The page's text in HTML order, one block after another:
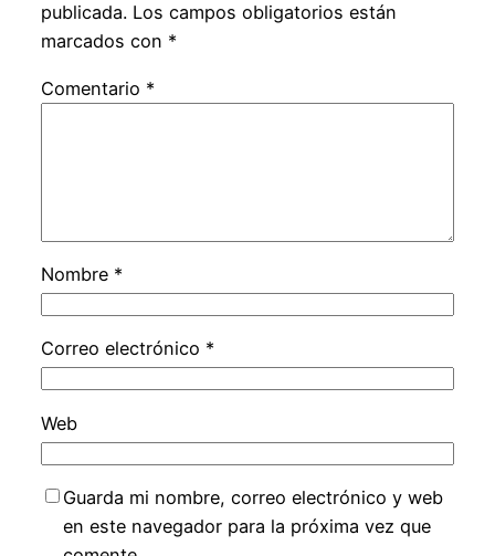
publicada. Los campos obligatorios están
marcados con *
Comentario *
Nombre *
Correo electrónico *
Web
Guarda mi nombre, correo electrónico y web
en este navegador para la próxima vez que